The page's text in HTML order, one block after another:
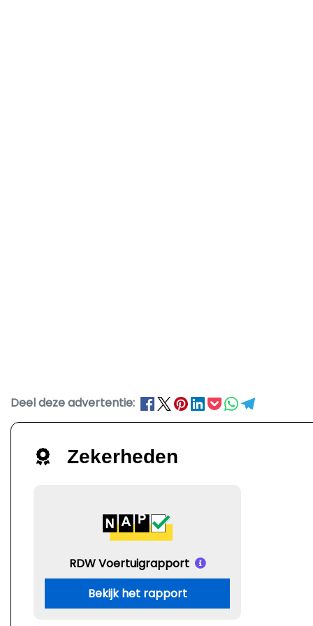
Deel deze advertentie:
Zekerheden
RDW Voertuigrapport
Bekijk het rapport